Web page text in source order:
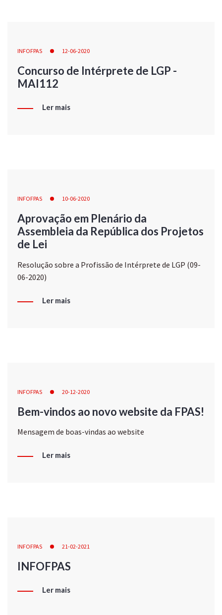
INFOFPAS 12-06-2020
Concurso de Intérprete de LGP -
MAI112
Ler mais
INFOFPAS 10-06-2020
Aprovação em Plenário da
Assembleia da República dos Projetos
de Lei
Resolução sobre a Profissão de Intérprete de LGP (09-
06-2020)
Ler mais
INFOFPAS 20-12-2020
Bem-vindos ao novo website da FPAS!
Mensagem de boas-vindas ao website
Ler mais
INFOFPAS 21-02-2021
INFOFPAS
Ler mais